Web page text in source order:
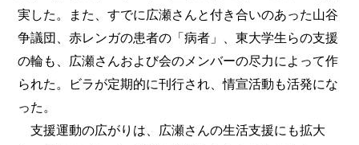
実した。また、すでに広瀬さんと付き合いのあった山谷
争議団、赤レンガの患者の「病者」、東大学生らの支援
の輪も、広瀬さんおよび会のメンバーの尽力によって作
られた。ビラが定期的に刊行され、情宣活動も活発にな
った。
支援運動の広がりは、広瀬さんの生活支援にも拡大